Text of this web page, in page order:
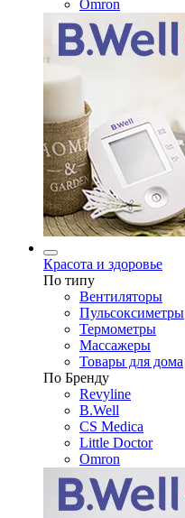
Omron
Красота и здоровье
По типу
Вентиляторы
Пульсоксиметры
Термометры
Массажеры
Товары для дома
По Бренду
Revyline
B.Well
CS Medica
Little Doctor
Omron